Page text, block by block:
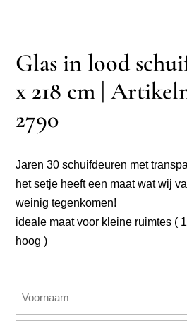
Glas in lood
x 218 cm |
2790
Jaren 30 schuifdeuren met
het setje heeft een maat wat wij
weinig tegenkomen!
ideale maat voor kleine ruimtes (
hoog )